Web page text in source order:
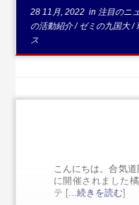
28 11月, 2022 in 注目のニ
の活動紹介/ゼミの九国大/
ス
こんにちは。合気
に開催されました
テ [...続きを読む]